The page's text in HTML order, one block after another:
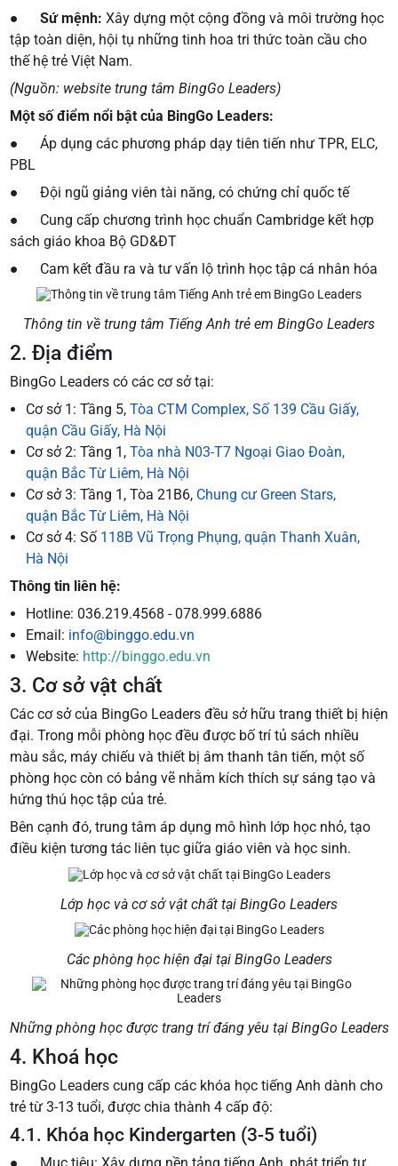
● Sứ mệnh: Xây dựng một cộng đồng và môi trường học
tập toàn diện, hội tụ những tinh hoa tri thức toàn cầu cho
thế hệ trẻ Việt Nam.
(Nguồn: website trung tâm BingGo Leaders)
Một số điểm nổi bật của BingGo Leaders:
● Áp dụng các phương pháp dạy tiên tiến như TPR, ELC,
PBL
● Đội ngũ giảng viên tài năng, có chứng chỉ quốc tế
● Cung cấp chương trình học chuẩn Cambridge kết hợp
sách giáo khoa Bộ GD&ĐT
● Cam kết đầu ra và tư vấn lộ trình học tập cá nhân hóa
Thông tin về trung tâm Tiếng Anh trẻ em BingGo Leaders
2. Địa điểm
BingGo Leaders có các cơ sở tại:
Cơ sở 1: Tầng 5, Tòa CTM Complex, Số 139 Cầu Giấy,
quận Cầu Giấy, Hà Nội
Cơ sở 2: Tầng 1, Tòa nhà N03-T7 Ngoại Giao Đoàn,
quận Bắc Từ Liêm, Hà Nội
Cơ sở 3: Tầng 1, Tòa 21B6, Chung cư Green Stars,
quận Bắc Từ Liêm, Hà Nội
Cơ sở 4: Số 118B Vũ Trọng Phụng, quận Thanh Xuân,
Hà Nội
Thông tin liên hệ:
Hotline: 036.219.4568 - 078.999.6886
Email: info@binggo.edu.vn
Website: http://binggo.edu.vn
3. Cơ sở vật chất
Các cơ sở của BingGo Leaders đều sở hữu trang thiết bị hiện
đại. Trong mỗi phòng học đều được bố trí tủ sách nhiều
màu sắc, máy chiếu và thiết bị âm thanh tân tiến, một số
phòng học còn có bảng vẽ nhằm kích thích sự sáng tạo và
hứng thú học tập của trẻ.
Bên cạnh đó, trung tâm áp dụng mô hình lớp học nhỏ, tạo
điều kiện tương tác liên tục giữa giáo viên và học sinh.
Lớp học và cơ sở vật chất tại BingGo Leaders
Các phòng học hiện đại tại BingGo Leaders
Những phòng học được trang trí đáng yêu tại BingGo Leaders
4. Khoá học
BingGo Leaders cung cấp các khóa học tiếng Anh dành cho
trẻ từ 3-13 tuổi, được chia thành 4 cấp độ:
4.1. Khóa học Kindergarten (3-5 tuổi)